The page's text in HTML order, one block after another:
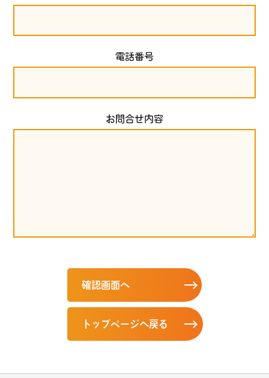
電話番号
お問合せ内容
トップページへ戻る